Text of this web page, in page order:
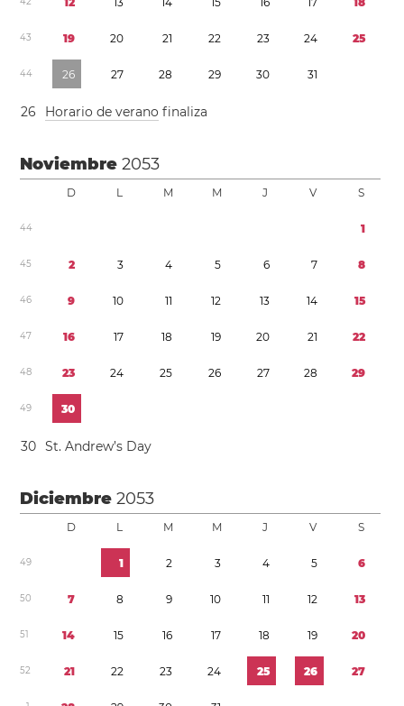
43 19 20 21 22 23 24 25
44 26 27 28 29 30 31
26 Horario de verano finaliza
Noviembre2053
D L M M J V S
44 1
45 2 3 4 5 6 7 8
46 9 10 11 12 13 14 15
47 16 17 18 19 20 21 22
48 23 24 25 26 27 28 29
49 30
30 St. Andrew’s Day
Diciembre2053
D L M M J V S
49 1 2 3 4 5 6
50 7 8 9 10 11 12 13
51 14 15 16 17 18 19 20
52 21 22 23 24 25 26 27